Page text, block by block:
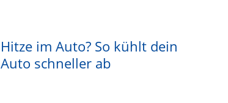
Hitze im Auto? So kühlt dein
Auto schneller ab